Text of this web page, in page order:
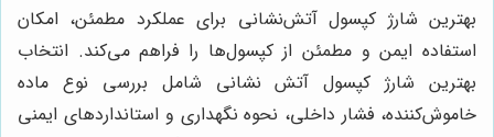
بهترین شارژ کپسول آتش‌نشانی برای عملکرد مطمئن، امکان
استفاده ایمن و مطمئن از کپسول‌ها را فراهم می‌کند. انتخاب
بهترین شارژ کپسول آتش نشانی شامل بررسی نوع ماده
خاموش‌کننده، فشار داخلی، نحوه نگهداری و استانداردهای ایمنی